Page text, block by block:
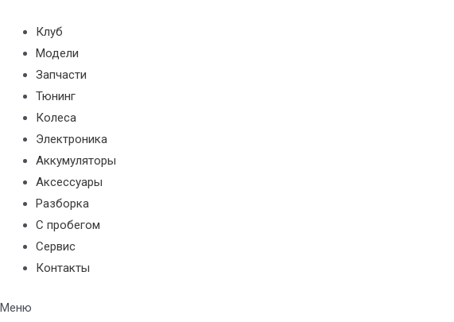
содержимому
Клуб
Модели
Запчасти
Тюнинг
Колеса
Электроника
Аккумуляторы
Аксессуары
Разборка
С пробегом
Сервис
Контакты
Меню